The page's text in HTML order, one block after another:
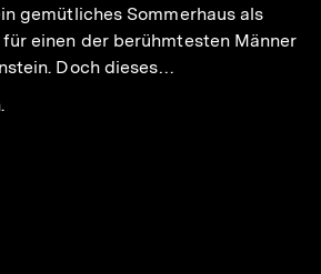
gemütliches Sommerhaus als
einen der berühmtesten Männer
Doch dieses…